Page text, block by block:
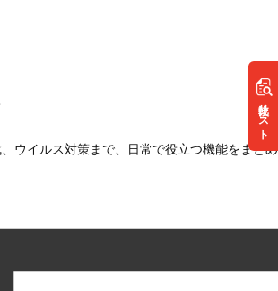
リスト
ウイルス対策まで、日常で役立つ機能をまと